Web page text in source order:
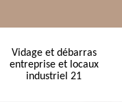
Vidage et débarras
entreprise et locaux
industriel 21